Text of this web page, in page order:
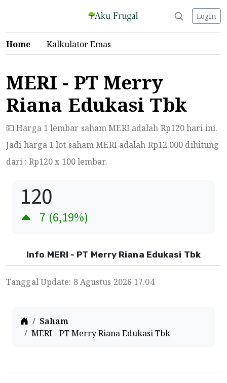
Login
Home Kalkulator Emas
MERI - PT Merry
Riana Edukasi Tbk
💵 Harga 1 lembar saham MERI adalah Rp120hari ini.
Jadi harga 1 lot saham MERI adalah Rp12.000 dihitung
dari : Rp120x 100 lembar.
120
7 (6,19%)
Info MERI - PT Merry Riana Edukasi Tbk
Tanggal Update: 8 Agustus 2026 17.04
Home
Saham
MERI - PT Merry Riana Edukasi Tbk